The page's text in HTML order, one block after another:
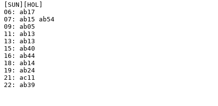
[SUN][HOL]
06: ab17
07: ab15 ab54
09: ab05
11: ab13
13: ab13
15: ab40
16: ab44
18: ab14
19: ab24
21: ac11
22: ab39